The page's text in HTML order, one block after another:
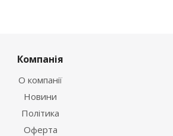
Компанія
О компанії
Новини
Політика
Оферта